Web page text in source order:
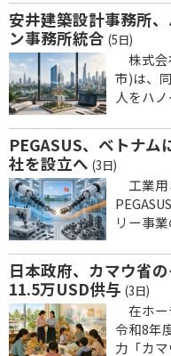
安井建築設計事務所
ン事務所統合 (5日)
株式会
市)は、
人をハ
PEGASUS、ベトナ
社を設立へ (3日)
工業用
リー事
日本政府、カマウ省
11.5万USD供与 (3日)
在ホー
令和8年
力「カマ